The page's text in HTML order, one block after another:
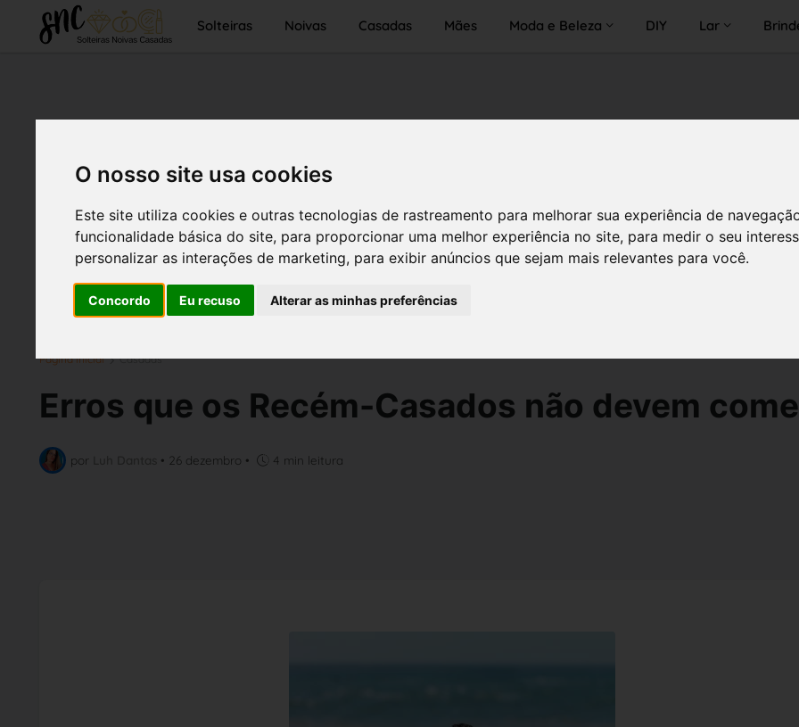
O nosso site usa cookies
Este site utiliza cookies e outras tecnologias de rastreamento para melhorar sua experiência de
funcionalidade básica do site, para proporcionar uma melhor experiência no site, para medir o seu
personalizar as interações de marketing, para exibir anúncios que sejam mais relevantes para você.
Concordo Eu recuso Alterar as minhas preferências
Solteiras Noivas Casadas Mães Moda e Beleza DIY Lar
Página inicial Casadas
Erros que os Recém-Casados não devem
por • 26 dezembro • 4 min leitura